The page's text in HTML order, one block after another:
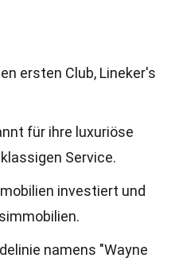
ersten Club, Lineker's
für ihre luxuriöse
Service.
investiert und
namens "Wayne